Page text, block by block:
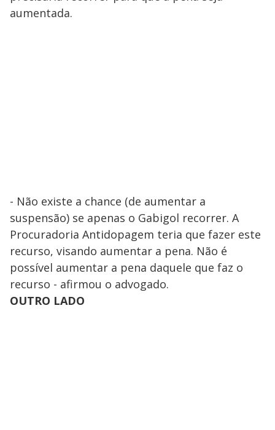
aumentada.
- Não existe a chance (de aumentar a
suspensão) se apenas o Gabigol recorrer. A
Procuradoria Antidopagem teria que fazer este
recurso, visando aumentar a pena. Não é
possível aumentar a pena daquele que faz o
recurso - afirmou o advogado.
OUTRO LADO